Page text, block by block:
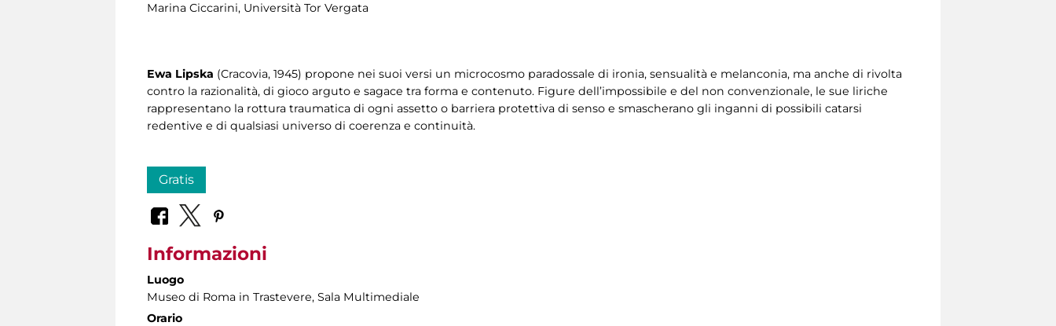
Marina Ciccarini, Università Tor Vergata
Ewa Lipska (Cracovia, 1945) propone nei suoi versi un microcosmo paradossale di ironia, sensualità e melanconia, ma anche di rivolta
contro la razionalità, di gioco arguto e sagace tra forma e contenuto. Figure dell’impossibile e del non convenzionale, le sue liriche
rappresentano la rottura traumatica di ogni assetto o barriera protettiva di senso e smascherano gli inganni di possibili catarsi
redentive e di qualsiasi universo di coerenza e continuità.
Gratis
Informazioni
Luogo
Museo di Roma in Trastevere, Sala Multimediale
Orario